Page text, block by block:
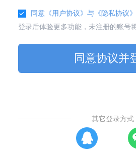
同意 《用户协议》与 《隐私协议》
登录后体验更多功能，未注册的账号
同意协议并
其它登录方式